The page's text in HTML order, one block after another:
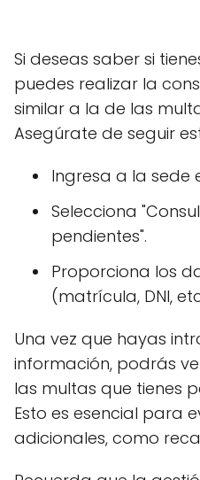
Si deseas saber si
puedes realizar la
similar a la de las
Asegúrate de seguir
Ingresa a la sede
Selecciona
pendientes".
Proporciona los
(matrícula, DNI,
Una vez que hayas
información, podrás
las multas que tienes
Esto es esencial para
adicionales, como